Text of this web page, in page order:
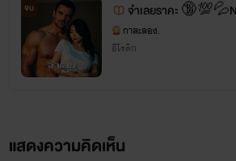
จบ จำเลยราคะ
กาสะลอง.
อีโรติก
แสดงความคิดเห็น